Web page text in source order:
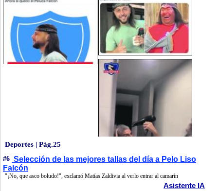
Deportes | Pág.25
#6 Selección de las mejores tallas del día a Pelo Liso
Falcón
"¡No, que asco boludo!", exclamó Matías Zaldivia al verlo entrar al camarín
Asistente IA